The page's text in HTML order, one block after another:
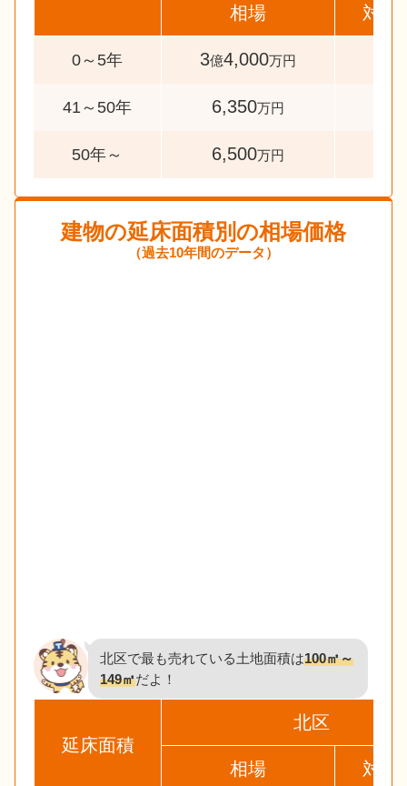
相場 対象
0～5年 3億4,000万円
41～50年 6,350万円
50年～ 6,500万円
建物の延床面積別の相場価格
（過去10年間のデータ）
北区で最も売れている土地面積は100㎡～
149㎡だよ！
延床面積
北区
相場 対象